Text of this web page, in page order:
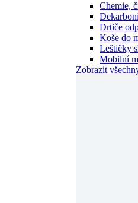
Chemie,
Drtiče
Koše do
Leštičky
Mobilní
Zobrazit